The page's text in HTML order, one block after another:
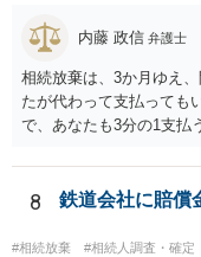
内藤 政信 弁護士
相続放棄は、3か月ゆえ
たが代わって支払っても
で、あなたも3分の1支払
払い義務があります。
8 鉄道会社に賠償
#相続放棄 #相続人調査・確定